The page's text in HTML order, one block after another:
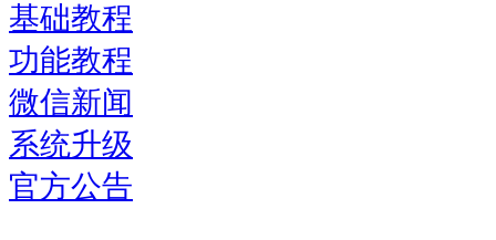
基础教程
功能教程
微信新闻
系统升级
官方公告